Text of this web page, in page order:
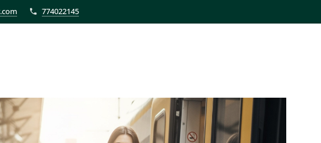
774022145